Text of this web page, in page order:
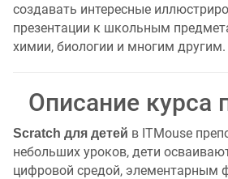
создавать интересные
презентации к школьным
химии, биологии и многим другим.
Описание курса
Scratch для детей в ITMouse
небольших уроков, дети
цифровой средой, элементарным